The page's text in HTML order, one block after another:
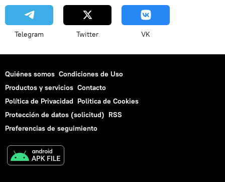
Telegram Twitter VK
Quiénes somos Condiciones de Uso
Productos y servicios Contacto
Política de Privacidad Politica de Cookies
Protección de datos (solicitud) RSS
Preferencias de seguimiento